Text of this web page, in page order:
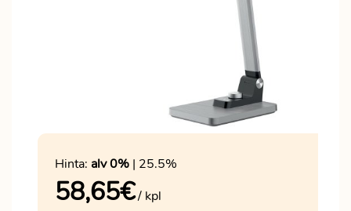
Hinta: alv 0% | 25.5%
58,65€/ kpl